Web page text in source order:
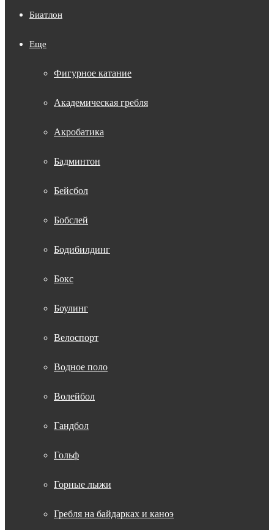
Биатлон
Еще
Фигурное катание
Академическая гребля
Акробатика
Бадминтон
Бейсбол
Бобслей
Бодибилдинг
Бокс
Боулинг
Велоспорт
Водное поло
Волейбол
Гандбол
Гольф
Горные лыжи
Гребля на байдарках и каноэ